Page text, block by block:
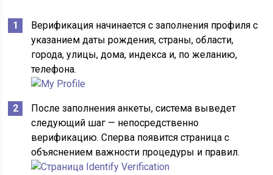
Верификация начинается с заполнения профиля с
указанием даты рождения, страны, области,
города, улицы, дома, индекса и, по желанию,
телефона.
После заполнения анкеты, система выведет
следующий шаг — непосредственно
верификацию. Сперва появится страница с
объяснением важности процедуры и правил.